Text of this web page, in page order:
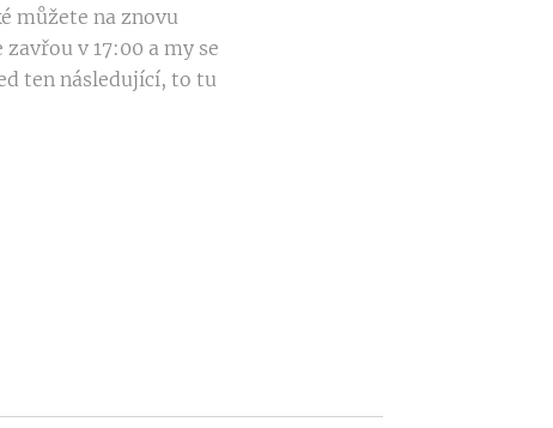
můžete na znovu
v 17:00 a my se
ten následující, to tu